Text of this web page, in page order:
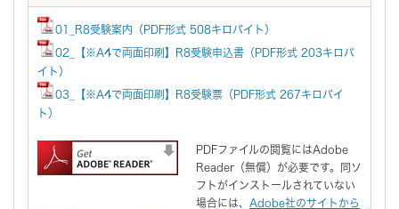
01_R8受験案内（PDF形式 508キロバイト）
02_【※A4で両面印刷】R8受験申込書（PDF形式 203キロバ
イト）
03_【※A4で両面印刷】R8受験票（PDF形式 267キロバイ
ト）
PDFファイルの閲覧にはAdobe
Reader（無償）が必要です。同ソ
フトがインストールされていない
場合には、 Adobe社のサイトから